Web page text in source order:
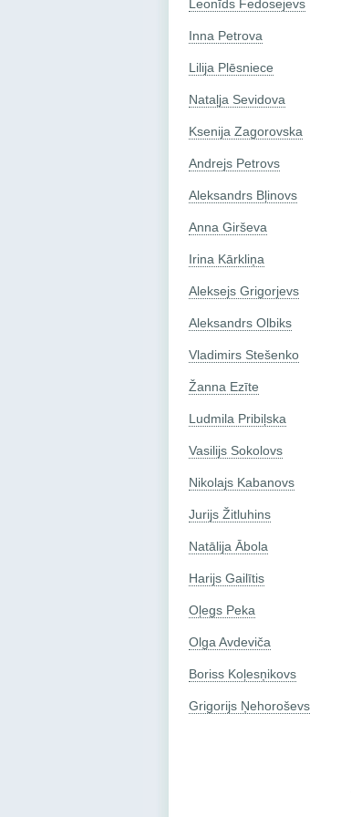
Leonīds Fedosejevs
Inna Petrova
Lilija Plēsniece
Nataļja Sevidova
Ksenija Zagorovska
Andrejs Petrovs
Aleksandrs Bļinovs
Anna Girševa
Irina Kārkliņa
Aleksejs Grigorjevs
Aleksandrs Olbiks
Vladimirs Stešenko
Žanna Ezīte
Ludmila Pribiļska
Vasilijs Sokolovs
Nikolajs Kabanovs
Jurijs Žitluhins
Natālija Ābola
Harijs Gailītis
Oļegs Peka
Olga Avdeviča
Boriss Koļesņikovs
Grigorijs Ņehoroševs